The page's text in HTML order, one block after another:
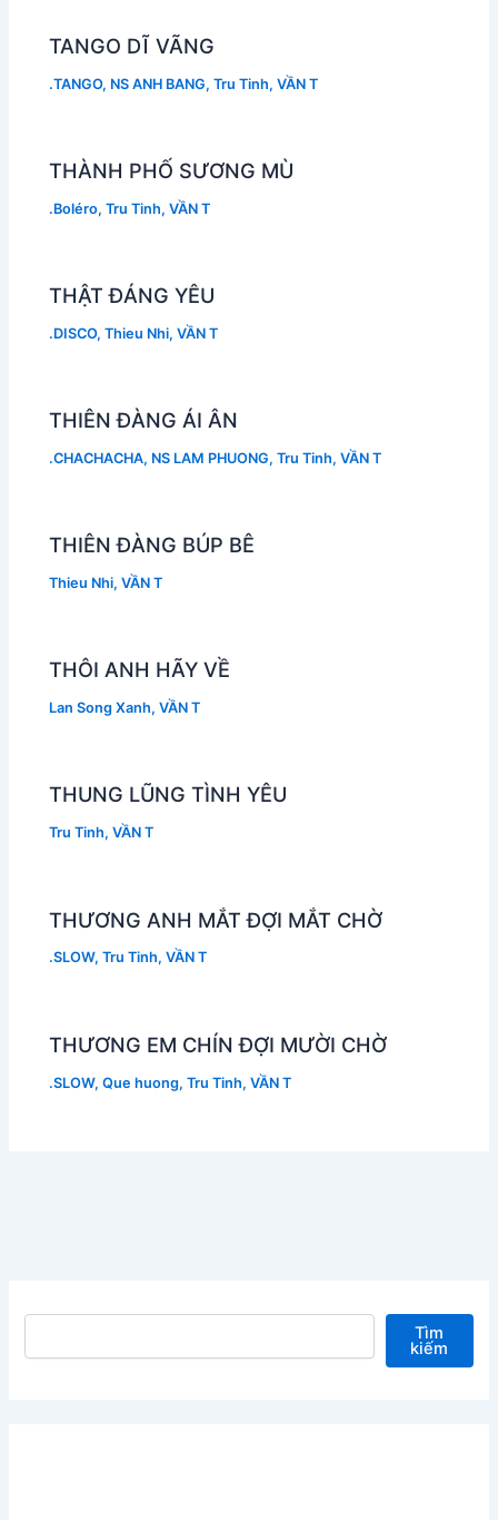
TANGO DĨ VÃNG
.TANGO, NS ANH BANG,Tru Tinh,VẦN T
THÀNH PHỐ SƯƠNG MÙ
.Boléro,Tru Tinh,VẦN T
THẬT ĐÁNG YÊU
.DISCO,Thieu Nhi,VẦN T
THIÊN ĐÀNG ÁI ÂN
.CHACHACHA, NS LAM PHUONG,Tru Tinh,VẦN T
THIÊN ĐÀNG BÚP BÊ
Thieu Nhi,VẦN T
THÔI ANH HÃY VỀ
Lan Song Xanh,VẦN T
THUNG LŨNG TÌNH YÊU
Tru Tinh,VẦN T
THƯƠNG ANH MẮT ĐỢI MẮT CHỜ
.SLOW,Tru Tinh,VẦN T
THƯƠNG EM CHÍN ĐỢI MƯỜI CHỜ
.SLOW,Que huong,Tru Tinh,VẦN T
Tìm kiếm Tìm
kiếm